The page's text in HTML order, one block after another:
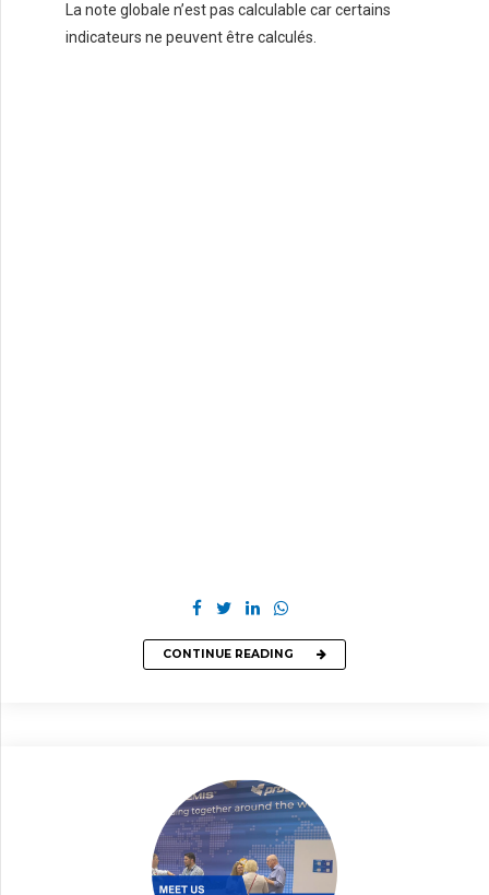
La note globale n’est pas calculable car certains
indicateurs ne peuvent être calculés.
CONTINUE READING